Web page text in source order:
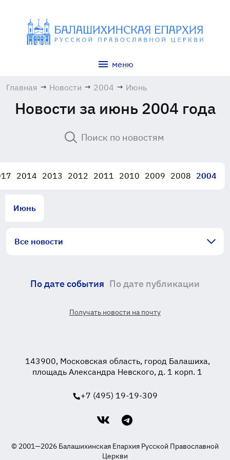
меню
Главная → Новости → 2004 → Июнь
Новости за июнь 2004 года
2014 2013 2012 2011 2010 2009 2008 2004
Июнь
Все новости
По дате события По дате публикации
Получать новости на почту
143900, Московская область, город Балашиха,
площадь Александра Невского, д. 1 корп. 1
+7 (495) 19-19-309
© 2001—2026 Балашихинская Епархия Русской Православной
Церкви